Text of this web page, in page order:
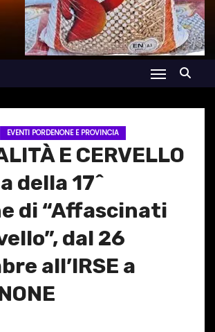
EVENTI PORDENONE E PROVINCIA
E CERVELLO
della 17^
di “Affascinati
dal 26
all’IRSE a